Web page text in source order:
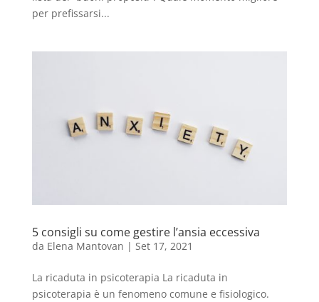
per prefissarsi...
5 consigli su come gestire l’ansia eccessiva
da Elena Mantovan | Set 17, 2021
La ricaduta in psicoterapia La ricaduta in
psicoterapia è un fenomeno comune e fisiologico.